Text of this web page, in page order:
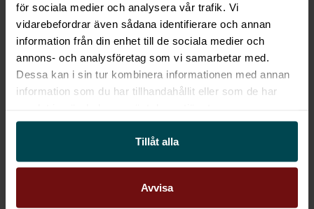
för sociala medier och analysera vår trafik. Vi
vidarebefordrar även sådana identifierare och annan
information från din enhet till de sociala medier och
annons- och analysföretag som vi samarbetar med.
Dessa kan i sin tur kombinera informationen med annan
information som du har tillhandahållit eller som de har
Tillåt alla
Avvisa
This content requires cookies.
Change cookie settings